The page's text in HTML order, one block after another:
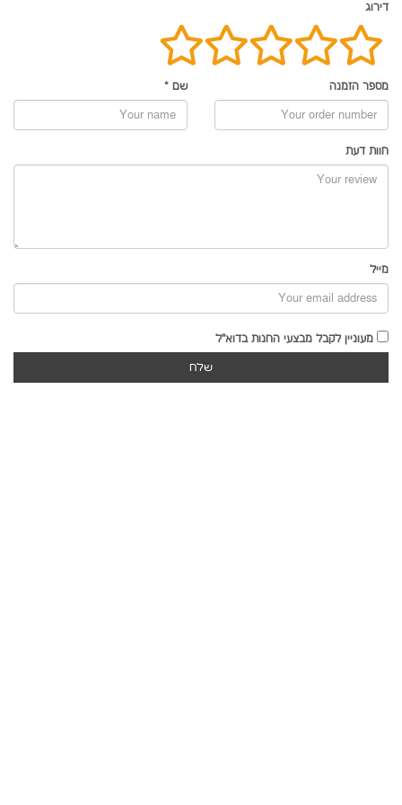
דירוג
שם * מספר הזמנה
חוות דעת
מייל
מעוניין לקבל מבצעי החנות בדוא"ל